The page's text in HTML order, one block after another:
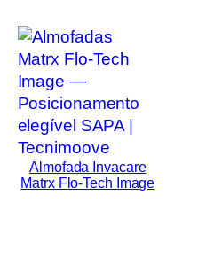
Almofada Invacare
Matrx Flo-Tech Image